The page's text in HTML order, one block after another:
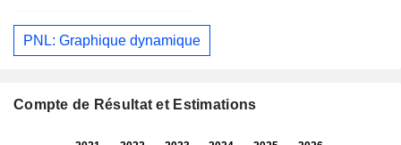
PNL: Graphique dynamique
Compte de Résultat et Estimations